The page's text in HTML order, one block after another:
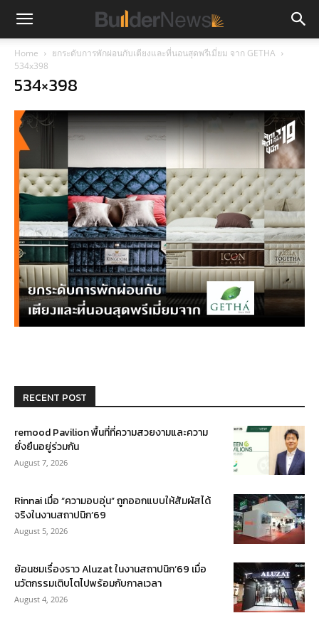
Home
ยกระดับการพักผ่อนกับเตียงและที่นอนสุดพรีเมี่ยม จาก GETHA
534x398
534×398
RECENT POST
remood Pavilion พื้นที่ที่ความสวยงามและความ
ยั่งยืนอยู่ร่วมกัน
August 7, 2026
Rinnai เมื่อ “ความอบอุ่น” ถูกออกแบบให้สัมผัสได้
จริงในงานสถาปนิก’69
August 5, 2026
ย้อนชมเรื่องราว Aluzat ในงานสถาปนิก’69 เมื่อ
นวัตกรรมเติบโตไปพร้อมกับกาลเวลา
August 4, 2026